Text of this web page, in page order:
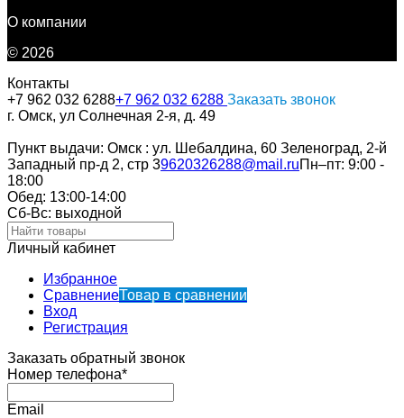
О компании
© 2026
Контакты
+7 962 032 6288+7 962 032 6288 Заказать звонок
г. Омск, ул Солнечная 2-я, д. 49
Пункт выдачи: Омск : ул. Шебалдина, 60 Зеленоград, 2-й
Западный пр-д 2, стр 39620326288@mail.ruПн–пт: 9:00 -
18:00
Обед: 13:00-14:00
Cб-Вс: выходной
Личный кабинет
Избранное
СравнениеТовар в сравнении
Вход
Регистрация
Заказать обратный звонок
Номер телефона*
Email